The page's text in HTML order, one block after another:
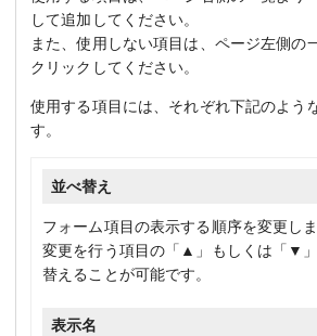
して追加してください。
また、使用しない項目は、ページ左側の
クリックしてください。
使用する項目には、それぞれ下記のよう
す。
並べ替え
フォーム項目の表示する順序を変更しま
変更を行う項目の「▲」もしくは「▼
替えることが可能です。
表示名